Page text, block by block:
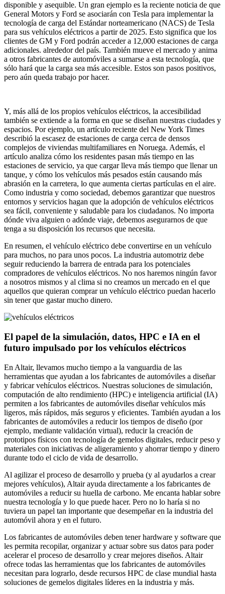
disponible y asequible. Un gran ejemplo es la reciente noticia de que
General Motors y Ford se asociarán con Tesla para implementar la
tecnología de carga del Estándar norteamericano (NACS) de Tesla
para sus vehículos eléctricos a partir de 2025. Esto significa que los
clientes de GM y Ford podrán acceder a 12,000 estaciones de carga
adicionales. alrededor del país. También mueve el mercado y anima
a otros fabricantes de automóviles a sumarse a esta tecnología, que
sólo hará que la carga sea más accesible. Estos son pasos positivos,
pero aún queda trabajo por hacer.
Y, más allá de los propios vehículos eléctricos, la accesibilidad
también se extiende a la forma en que se diseñan nuestras ciudades y
espacios. Por ejemplo, un artículo reciente del New York Times
describió la escasez de estaciones de carga cerca de densos
complejos de viviendas multifamiliares en Noruega. Además, el
artículo analiza cómo los residentes pasan más tiempo en las
estaciones de servicio, ya que cargar lleva más tiempo que llenar un
tanque, y cómo los vehículos más pesados están causando más
abrasión en la carretera, lo que aumenta ciertas partículas en el aire.
Como industria y como sociedad, debemos garantizar que nuestros
entornos y servicios hagan que la adopción de vehículos eléctricos
sea fácil, conveniente y saludable para los ciudadanos. No importa
dónde viva alguien o adónde viaje, debemos asegurarnos de que
tenga a su disposición los recursos que necesita.
En resumen, el vehículo eléctrico debe convertirse en un vehículo
para muchos, no para unos pocos. La industria automotriz debe
seguir reduciendo la barrera de entrada para los potenciales
compradores de vehículos eléctricos. No nos haremos ningún favor
a nosotros mismos y al clima si no creamos un mercado en el que
aquellos que quieran comprar un vehículo eléctrico puedan hacerlo
sin tener que gastar mucho dinero.
El papel de la simulación, datos, HPC e IA en el
futuro impulsado por los vehículos eléctricos
En Altair, llevamos mucho tiempo a la vanguardia de las
herramientas que ayudan a los fabricantes de automóviles a diseñar
y fabricar vehículos eléctricos. Nuestras soluciones de simulación,
computación de alto rendimiento (HPC) e inteligencia artificial (IA)
permiten a los fabricantes de automóviles diseñar vehículos más
ligeros, más rápidos, más seguros y eficientes. También ayudan a los
fabricantes de automóviles a reducir los tiempos de diseño (por
ejemplo, mediante validación virtual), reducir la creación de
prototipos físicos con tecnología de gemelos digitales, reducir peso y
materiales con iniciativas de aligeramiento y ahorrar tiempo y dinero
durante todo el ciclo de vida de desarrollo.
Al agilizar el proceso de desarrollo y prueba (y al ayudarlos a crear
mejores vehículos), Altair ayuda directamente a los fabricantes de
automóviles a reducir su huella de carbono. Me encanta hablar sobre
nuestra tecnología y lo que puede hacer. Pero no lo haría si no
tuviera un papel tan importante que desempeñar en la industria del
automóvil ahora y en el futuro.
Los fabricantes de automóviles deben tener hardware y software que
les permita recopilar, organizar y actuar sobre sus datos para poder
acelerar el proceso de desarrollo y crear mejores diseños. Altair
ofrece todas las herramientas que los fabricantes de automóviles
necesitan para lograrlo, desde recursos HPC de clase mundial hasta
soluciones de gemelos digitales líderes en la industria y más.